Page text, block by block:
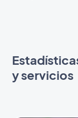
y servicios